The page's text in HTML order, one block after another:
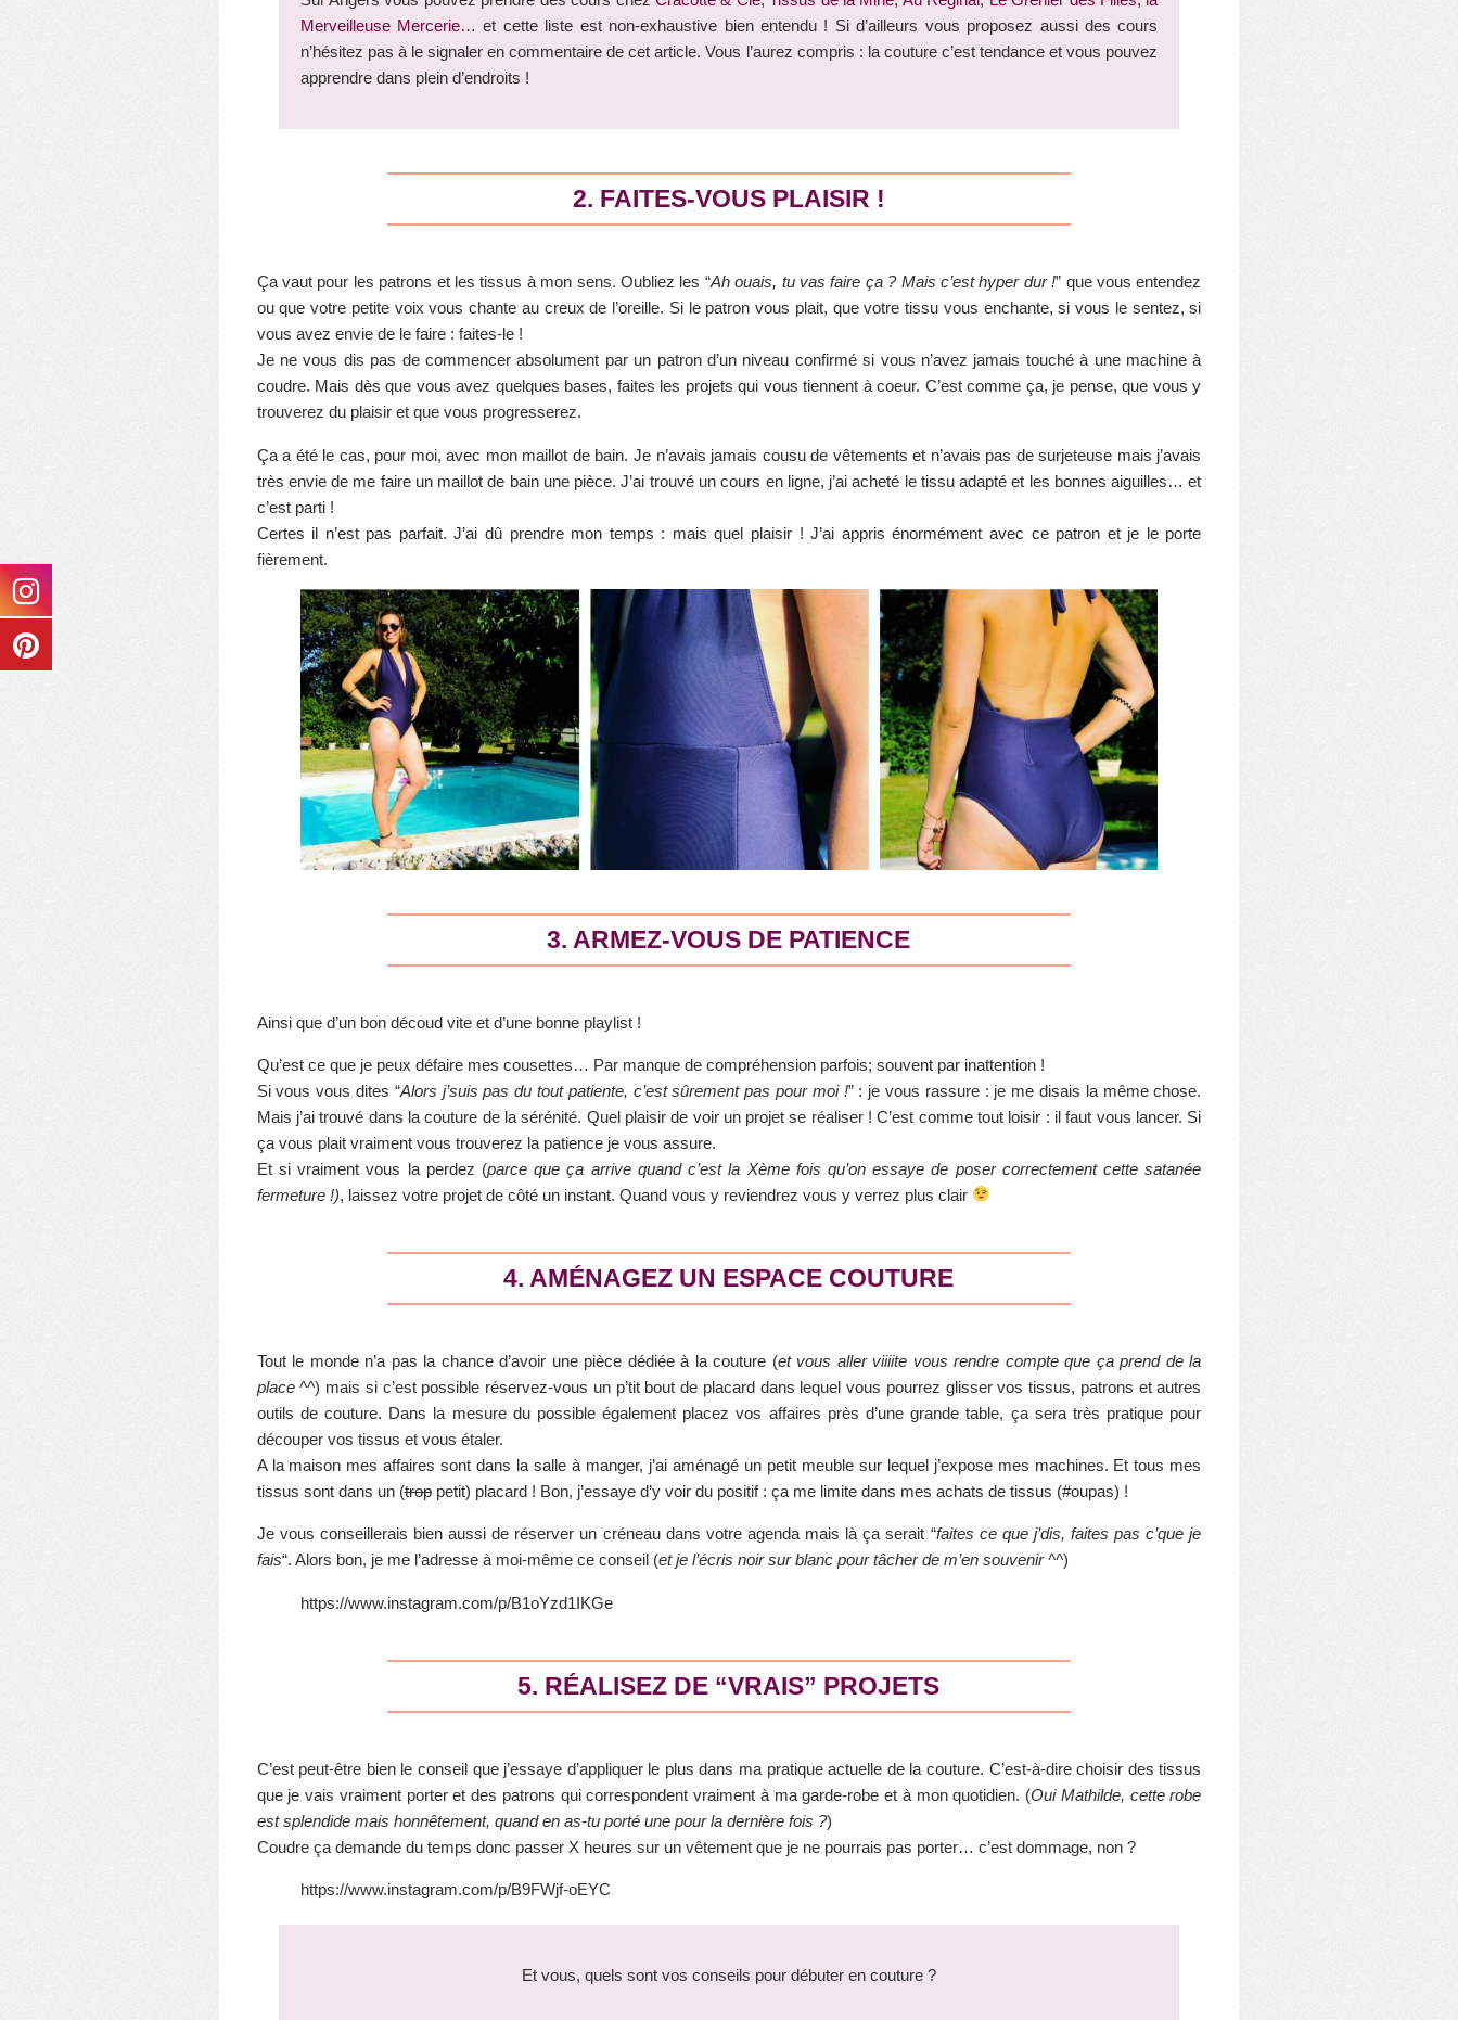
Merveilleuse Mercerie… et cette liste est non-exhaustive bien entendu ! Si d’ailleurs vous proposez aussi des cours
n’hésitez pas à le signaler en commentaire de cet article. Vous l’aurez compris : la couture c’est tendance et vous pouvez
apprendre dans plein d’endroits !
2. FAITES-VOUS PLAISIR !
Ça vaut pour les patrons et les tissus à mon sens. Oubliez les “Ah ouais, tu vas faire ça ? Mais c’est hyper dur !” que vous entendez
ou que votre petite voix vous chante au creux de l’oreille. Si le patron vous plait, que votre tissu vous enchante, si vous le sentez, si
vous avez envie de le faire : faites-le !
Je ne vous dis pas de commencer absolument par un patron d’un niveau confirmé si vous n’avez jamais touché à une machine à
coudre. Mais dès que vous avez quelques bases, faites les projets qui vous tiennent à coeur. C’est comme ça, je pense, que vous y
trouverez du plaisir et que vous progresserez.
Ça a été le cas, pour moi, avec mon maillot de bain. Je n’avais jamais cousu de vêtements et n’avais pas de surjeteuse mais j’avais
très envie de me faire un maillot de bain une pièce. J’ai trouvé un cours en ligne, j’ai acheté le tissu adapté et les bonnes aiguilles… et
c’est parti !
Certes il n’est pas parfait. J’ai dû prendre mon temps : mais quel plaisir ! J’ai appris énormément avec ce patron et je le porte
fièrement.
3. ARMEZ-VOUS DE PATIENCE
Ainsi que d’un bon découd vite et d’une bonne playlist !
Qu’est ce que je peux défaire mes cousettes… Par manque de compréhension parfois; souvent par inattention !
Si vous vous dites “Alors j’suis pas du tout patiente, c’est sûrement pas pour moi !” : je vous rassure : je me disais la même chose.
Mais j’ai trouvé dans la couture de la sérénité. Quel plaisir de voir un projet se réaliser ! C’est comme tout loisir : il faut vous lancer. Si
ça vous plait vraiment vous trouverez la patience je vous assure.
Et si vraiment vous la perdez (parce que ça arrive quand c’est la Xème fois qu’on essaye de poser correctement cette satanée
fermeture !), laissez votre projet de côté un instant. Quand vous y reviendrez vous y verrez plus clair
4. AMÉNAGEZ UN ESPACE COUTURE
Tout le monde n’a pas la chance d’avoir une pièce dédiée à la couture (et vous aller viiiite vous rendre compte que ça prend de la
place ^^) mais si c’est possible réservez-vous un p’tit bout de placard dans lequel vous pourrez glisser vos tissus, patrons et autres
outils de couture. Dans la mesure du possible également placez vos affaires près d’une grande table, ça sera très pratique pour
découper vos tissus et vous étaler.
A la maison mes affaires sont dans la salle à manger, j’ai aménagé un petit meuble sur lequel j’expose mes machines. Et tous mes
tissus sont dans un (troppetit) placard ! Bon, j’essaye d’y voir du positif : ça me limite dans mes achats de tissus (#oupas) !
Je vous conseillerais bien aussi de réserver un créneau dans votre agenda mais là ça serait “faites ce que j’dis, faites pas c’que je
fais“. Alors bon, je me l’adresse à moi-même ce conseil (et je l’écris noir sur blanc pour tâcher de m’en souvenir ^^)
https://www.instagram.com/p/B1oYzd1IKGe
5. RÉALISEZ DE “VRAIS” PROJETS
C’est peut-être bien le conseil que j’essaye d’appliquer le plus dans ma pratique actuelle de la couture. C’est-à-dire choisir des tissus
que je vais vraiment porter et des patrons qui correspondent vraiment à ma garde-robe et à mon quotidien. (Oui Mathilde, cette robe
est splendide mais honnêtement, quand en as-tu porté une pour la dernière fois ?)
Coudre ça demande du temps donc passer X heures sur un vêtement que je ne pourrais pas porter… c’est dommage, non ?
https://www.instagram.com/p/B9FWjf-oEYC
Et vous, quels sont vos conseils pour débuter en couture ?